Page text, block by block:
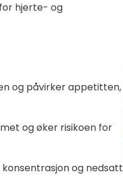
hjerte- og
og påvirker appetitten,
og øker risikoen for
og nedsatt